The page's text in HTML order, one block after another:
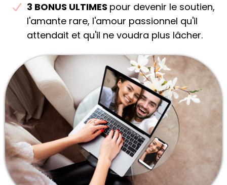
​3 BONUS ULTIMES pour devenir le soutien,
l'amante rare, l'amour passionnel qu'il
attendait et qu'il ne voudra plus lâcher.